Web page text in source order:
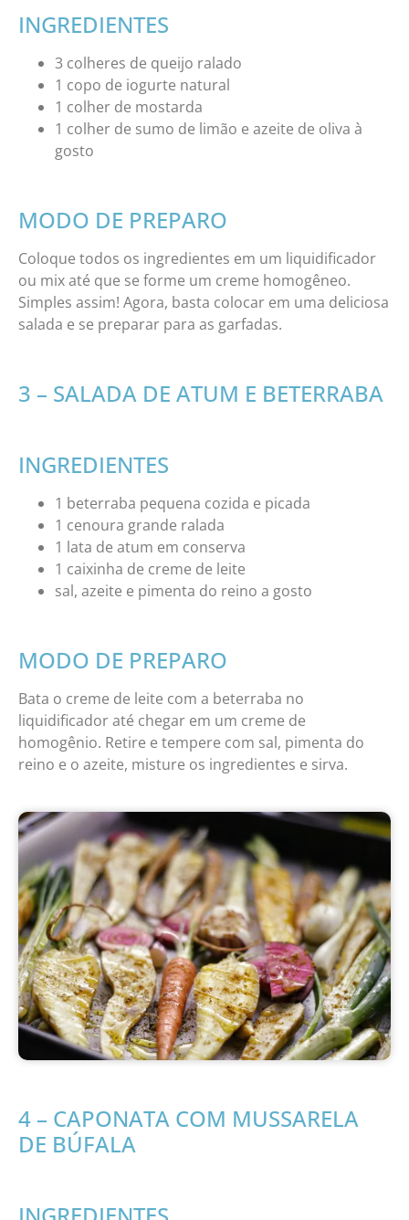
INGREDIENTES
3 colheres de queijo ralado
1 copo de iogurte natural
1 colher de mostarda
1 colher de sumo de limão e azeite de oliva à
gosto
MODO DE PREPARO
Coloque todos os ingredientes em um liquidificador
ou mix até que se forme um creme homogêneo.
Simples assim! Agora, basta colocar em uma deliciosa
salada e se preparar para as garfadas.
3 – SALADA DE ATUM E BETERRABA
INGREDIENTES
1 beterraba pequena cozida e picada
1 cenoura grande ralada
1 lata de atum em conserva
1 caixinha de creme de leite
sal, azeite e pimenta do reino a gosto
MODO DE PREPARO
Bata o creme de leite com a beterraba no
liquidificador até chegar em um creme de
homogênio. Retire e tempere com sal, pimenta do
reino e o azeite, misture os ingredientes e sirva.
4 – CAPONATA COM MUSSARELA
DE BÚFALA